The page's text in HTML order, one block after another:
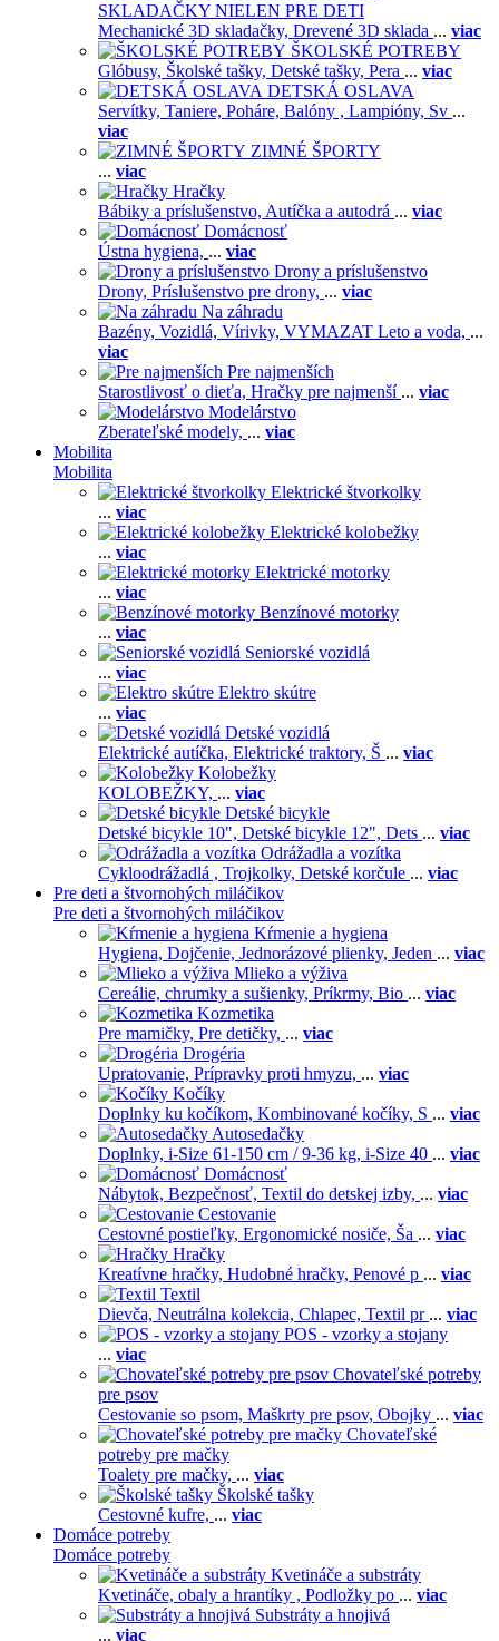
SKLADAČKY NIELEN PRE DETI
Mechanické 3D skladačky, Drevené 3D sklada ... viac
ŠKOLSKÉ POTREBY
Glóbusy, Školské tašky, Detské tašky, Pera ... viac
DETSKÁ OSLAVA
Servítky, Taniere, Poháre, Balóny , Lampióny, Sv ...
viac
ZIMNÉ ŠPORTY
... viac
Hračky
Bábiky a príslušenstvo, Autíčka a autodrá ... viac
Domácnosť
Ústna hygiena, ... viac
Drony a príslušenstvo
Drony, Príslušenstvo pre drony, ... viac
Na záhradu
Bazény, Vozidlá, Vírivky, VYMAZAT Leto a voda, ...
viac
Pre najmenších
Starostlivosť o dieťa, Hračky pre najmenší ... viac
Modelárstvo
Zberateľské modely, ... viac
Mobilita
Mobilita
Elektrické štvorkolky
... viac
Elektrické kolobežky
... viac
Elektrické motorky
... viac
Benzínové motorky
... viac
Seniorské vozidlá
... viac
Elektro skútre
... viac
Detské vozidlá
Elektrické autíčka, Elektrické traktory, Š ... viac
Kolobežky
KOLOBEŽKY, ... viac
Detské bicykle
Detské bicykle 10", Detské bicykle 12", Dets ... viac
Odrážadla a vozítka
Cykloodrážadlá , Trojkolky, Detské korčule ... viac
Pre deti a štvornohých miláčikov
Pre deti a štvornohých miláčikov
Kŕmenie a hygiena
Hygiena, Dojčenie, Jednorázové plienky, Jeden ... viac
Mlieko a výživa
Cereálie, chrumky a sušienky, Príkrmy, Bio ... viac
Kozmetika
Pre mamičky, Pre detičky, ... viac
Drogéria
Upratovanie, Prípravky proti hmyzu, ... viac
Kočíky
Doplnky ku kočíkom, Kombinované kočíky, S ... viac
Autosedačky
Doplnky, i-Size 61-150 cm / 9-36 kg, i-Size 40 ... viac
Domácnosť
Nábytok, Bezpečnosť, Textil do detskej izby, ... viac
Cestovanie
Cestovné postieľky, Ergonomické nosiče, Ša ... viac
Hračky
Kreatívne hračky, Hudobné hračky, Penové p ... viac
Textil
Dievča, Neutrálna kolekcia, Chlapec, Textil pr ... viac
POS - vzorky a stojany
... viac
Chovateľské potreby
pre psov
Cestovanie so psom, Maškrty pre psov, Obojky ... viac
Chovateľské
potreby pre mačky
Toalety pre mačky, ... viac
Školské tašky
Cestovné kufre, ... viac
Domáce potreby
Domáce potreby
Kvetináče a substráty
Kvetináče, obaly a hrantíky , Podložky po ... viac
Substráty a hnojivá
... viac